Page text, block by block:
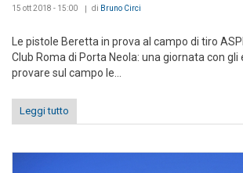
15 ott 2018 - 15:00 di Bruno Circi
Le pistole Beretta in prova al campo di tiro
Club Roma di Porta Neola: una giornata con
provare sul campo le...
Leggi tutto